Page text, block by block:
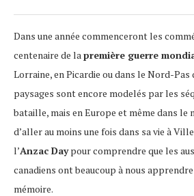
Dans une année commenceront les
centenaire de la première guerre
Lorraine, en Picardie ou dans le Nord-Pas
paysages sont encore modelés par les
bataille, mais en Europe et même dans le
d’aller au moins une fois dans sa vie à
l’Anzac Daypour comprendre que les
canadiens ont beaucoup à nous
mémoire.